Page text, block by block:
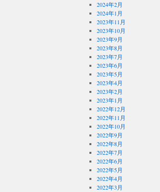
2024年2月
2024年1月
2023年11月
2023年10月
2023年9月
2023年8月
2023年7月
2023年6月
2023年5月
2023年4月
2023年2月
2023年1月
2022年12月
2022年11月
2022年10月
2022年9月
2022年8月
2022年7月
2022年6月
2022年5月
2022年4月
2022年3月